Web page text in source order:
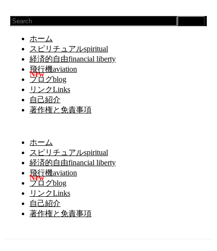
ホーム
スピリチュアルspiritual
経済的自由financial liberty
飛行機aviation
ブログblog
リンクLinks
自己紹介
著作権と免責事項
ホーム
スピリチュアルspiritual
経済的自由financial liberty
飛行機aviation
ブログblog
リンクLinks
自己紹介
著作権と免責事項